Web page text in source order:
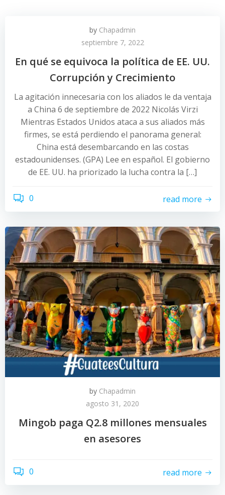
by Chapadmin
septiembre 7, 2022
En qué se equivoca la política de EE. UU.
Corrupción y Crecimiento
La agitación innecesaria con los aliados le da ventaja
a China 6 de septiembre de 2022 Nicolás Virzi
Mientras Estados Unidos ataca a sus aliados más
firmes, se está perdiendo el panorama general:
China está desembarcando en las costas
estadounidenses. (GPA) Lee en español. El gobierno
de EE. UU. ha priorizado la lucha contra la […]
0 read more
by Chapadmin
agosto 31, 2020
Mingob paga Q2.8 millones mensuales
en asesores
0 read more